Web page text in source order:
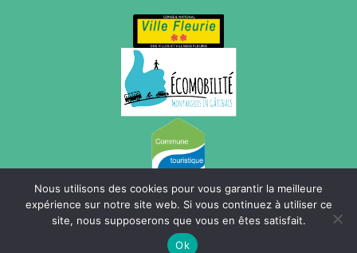
Mentions légales | Politique de confidentialité
Nous utilisons des cookies pour vous garantir la meilleure
expérience sur notre site web. Si vous continuez à utiliser ce
site, nous supposerons que vous en êtes satisfait.
Ok